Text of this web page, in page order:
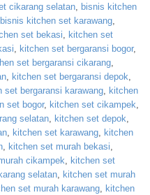
cikarang selatan, bisnis kitchen
bisnis kitchen set karawang,
set bekasi, kitchen set
, kitchen set bergaransi bogor,
set bergaransi cikarang,
, kitchen set bergaransi depok,
set bergaransi karawang, kitchen
set bogor, kitchen set cikampek,
selatan, kitchen set depok,
, kitchen set karawang, kitchen
, kitchen set murah bekasi,
cikampek, kitchen set
selatan, kitchen set murah
set murah karawang, kitchen